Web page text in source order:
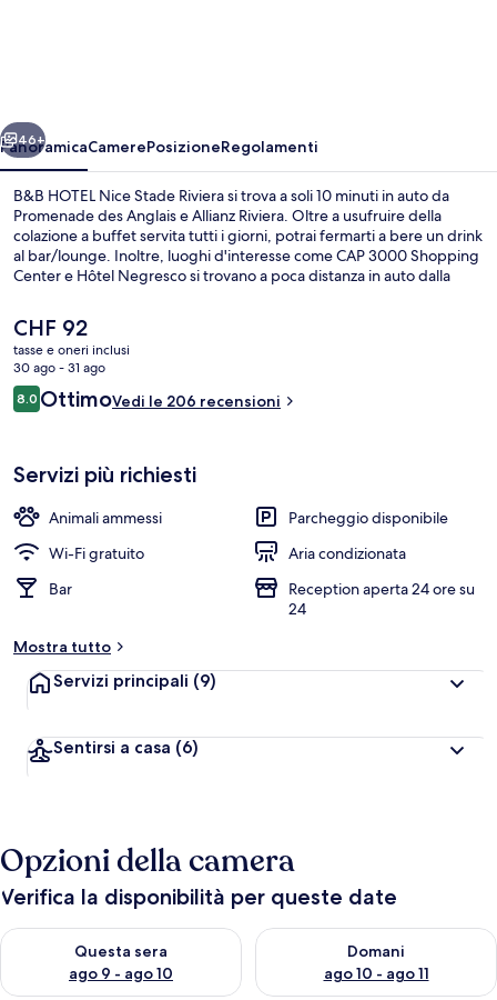
Avanti
46+
PanoramicaCamerePosizioneRegolamenti
B&B HOTEL Nice Stade Riviera si trova a soli 10 minuti in auto da
Promenade des Anglais e Allianz Riviera. Oltre a usufruire della
colazione a buffet servita tutti i giorni, potrai fermarti a bere un drink
al bar/lounge. Inoltre, luoghi d'interesse come CAP 3000 Shopping
Center e Hôtel Negresco si trovano a poca distanza in auto dalla
Eco-Parc è a 11 min a piedi.
Il
prezzo
attuale
è
CHF 92
CHF 92
tasse e oneri inclusi
30 ago - 31 ago
Recensioni
8.08.0 su 10
OttimoVedi le 206 recensioni
Servizi più richiesti
Animali ammessi
Parcheggio disponibile
Wi-Fi gratuito
Aria condizionata
Bar
Reception aperta 24 ore su
24
Mostra tutto
Servizi principali (9)
Sentirsi a casa (6)
Opzioni della camera
Verifica la disponibilità per queste date
Questa sera
ago 9 - ago 10
Verifica la disponibilità per questa sera, ago 9 - ago 10
Domani
ago 10 - ago 11
Verifica la disponibilità per